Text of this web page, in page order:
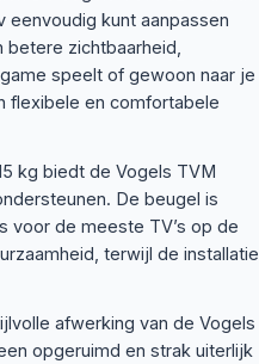
eenvoudig kunt aanpassen
zichtbaarheid,
speelt of gewoon naar je
flexibele en comfortabele
kg biedt de Vogels TVM
De beugel is
voor de meeste TV’s op de
terwijl de installatie
afwerking van de Vogels
opgeruimd en strak uiterlijk